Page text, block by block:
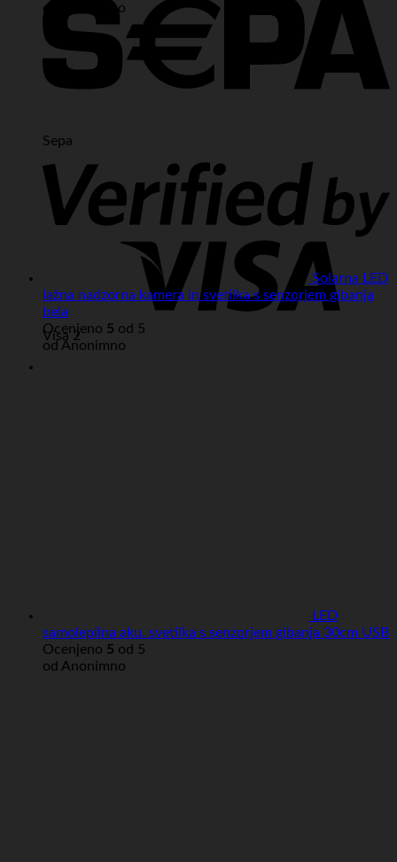
Sepa
Visa 2
od Anonimno
Solarna LED
lažna nadzorna kamera in svetilka s senzorjem gibanja
bela
Ocenjeno 5 od 5
od Anonimno
LED
samolepilna aku. svetilka s senzorjem gibanja 30cm USB
Ocenjeno 5 od 5
od Anonimno